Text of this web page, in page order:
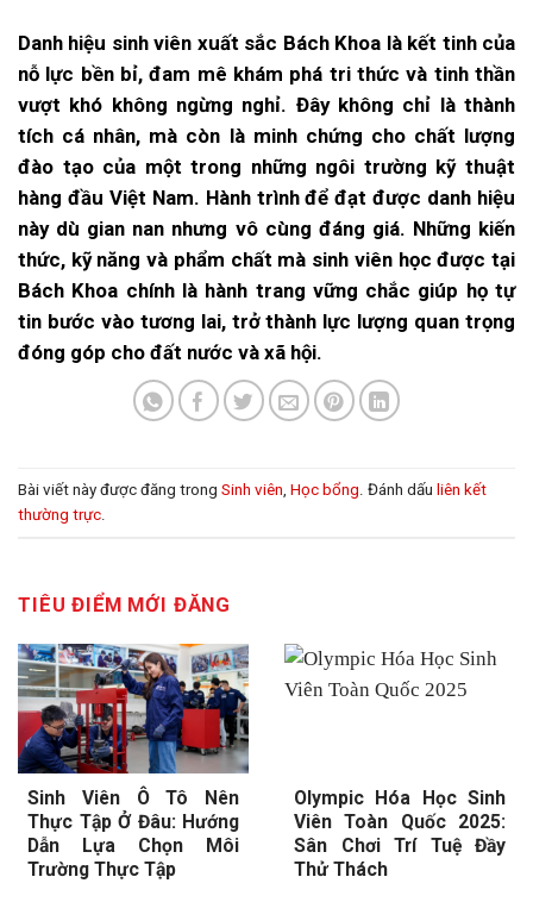
Danh hiệu sinh viên xuất sắc Bách Khoa là kết tinh của
nỗ lực bền bỉ, đam mê khám phá tri thức và tinh thần
vượt khó không ngừng nghỉ. Đây không chỉ là thành
tích cá nhân, mà còn là minh chứng cho chất lượng
đào tạo của một trong những ngôi trường kỹ thuật
hàng đầu Việt Nam. Hành trình để đạt được danh hiệu
này dù gian nan nhưng vô cùng đáng giá. Những kiến
thức, kỹ năng và phẩm chất mà sinh viên học được tại
Bách Khoa chính là hành trang vững chắc giúp họ tự
tin bước vào tương lai, trở thành lực lượng quan trọng
đóng góp cho đất nước và xã hội.
Bài viết này được đăng trong Sinh viên Học bổng . Đánh dấu liên kết
thường trực
TIÊU ĐIỂM MỚI ĐĂNG
Sinh Viên Ô Tô Nên
Thực Tập Ở Đâu: Hướng
Dẫn Lựa Chọn Môi
Trường Thực Tập
Olympic Hóa Học Sinh
Viên Toàn Quốc 2025:
Sân Chơi Trí Tuệ Đầy
Thử Thách